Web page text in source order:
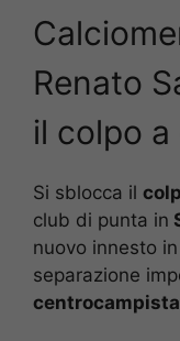
Renato
il colpo
Si sblocca il
club di punta in
nuovo innesto
separazione